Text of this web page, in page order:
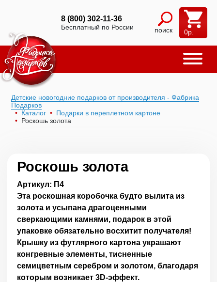
8 (800) 302-11-36
Бесплатный по России поиск 0р.
Детские новогодние подарков от производителя - Фабрика
Подарков
Каталог
Подарки в переплетном картоне
Роскошь золота
Роскошь золота
Артикул: П4
Эта роскошная коробочка будто вылита из
золота и усыпана драгоценными
сверкающими камнями, подарок в этой
упаковке обязательно восхитит получателя!
Крышку из футлярного картона украшают
конгревные элементы, тисненные
семицветным серебром и золотом, благодаря
которым возникает 3D-эффект.